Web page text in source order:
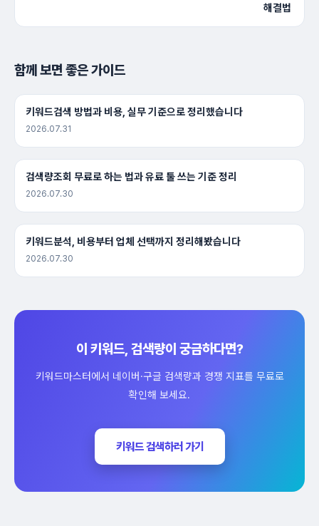
해결법
함께 보면 좋은 가이드
키워드검색 방법과 비용, 실무 기준으로 정리했습니다
2026.07.31
검색량조회 무료로 하는 법과 유료 툴 쓰는 기준 정리
2026.07.30
키워드분석, 비용부터 업체 선택까지 정리해봤습니다
2026.07.30
이 키워드, 검색량이 궁금하다면?
키워드마스터에서 네이버·구글 검색량과 경쟁 지표를 무료로
확인해 보세요.
키워드 검색하러 가기